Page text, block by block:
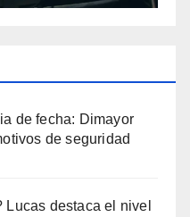
de fecha: Dimayor
de seguridad
destaca el nivel